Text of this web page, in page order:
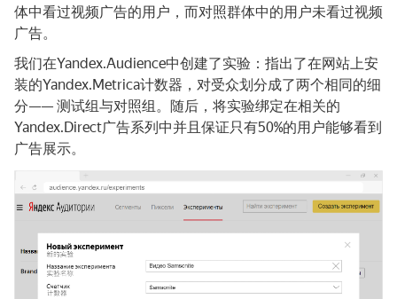
体中看过视频广告的用户，而对照群体中的用户未看过视频
广告。
我们在Yandex.Audience中创建了实验：指出了在网站上安
装的Yandex.Metrica计数器，对受众划分成了两个相同的细
分—— 测试组与对照组。随后，将实验绑定在相关的
Yandex.Direct广告系列中并且保证只有50%的用户能够看到
广告展示。